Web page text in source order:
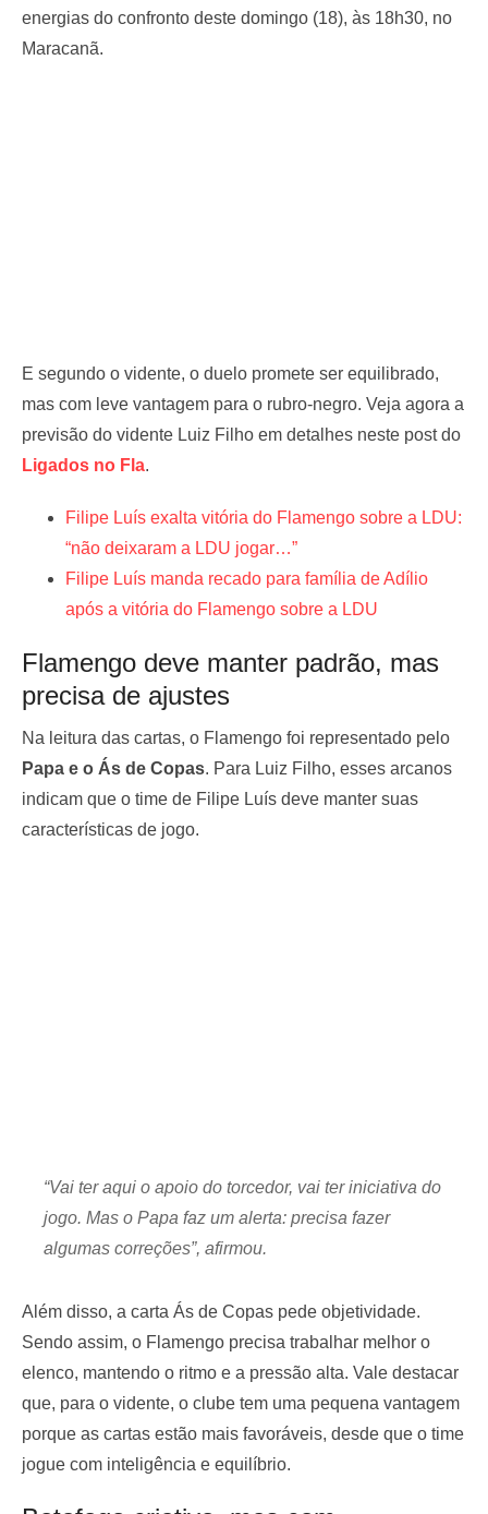
energias do confronto deste domingo (18), às 18h30, no
Maracanã.
E segundo o vidente, o duelo promete ser equilibrado,
mas com leve vantagem para o rubro-negro. Veja agora a
previsão do vidente Luiz Filho em detalhes neste post do
Ligados no Fla.
Filipe Luís exalta vitória do Flamengo sobre a LDU:
“não deixaram a LDU jogar…”
Filipe Luís manda recado para família de Adílio
após a vitória do Flamengo sobre a LDU
Flamengo deve manter padrão, mas
precisa de ajustes
Na leitura das cartas, o Flamengo foi representado pelo
Papa e o Ás de Copas. Para Luiz Filho, esses arcanos
indicam que o time de Filipe Luís deve manter suas
características de jogo.
“Vai ter aqui o apoio do torcedor, vai ter iniciativa do
jogo. Mas o Papa faz um alerta: precisa fazer
algumas correções”, afirmou.
Além disso, a carta Ás de Copas pede objetividade.
Sendo assim, o Flamengo precisa trabalhar melhor o
elenco, mantendo o ritmo e a pressão alta. Vale destacar
que, para o vidente, o clube tem uma pequena vantagem
porque as cartas estão mais favoráveis, desde que o time
jogue com inteligência e equilíbrio.